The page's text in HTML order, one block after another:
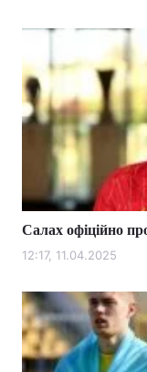
Салах офіційно
12:17, 11.04.2025